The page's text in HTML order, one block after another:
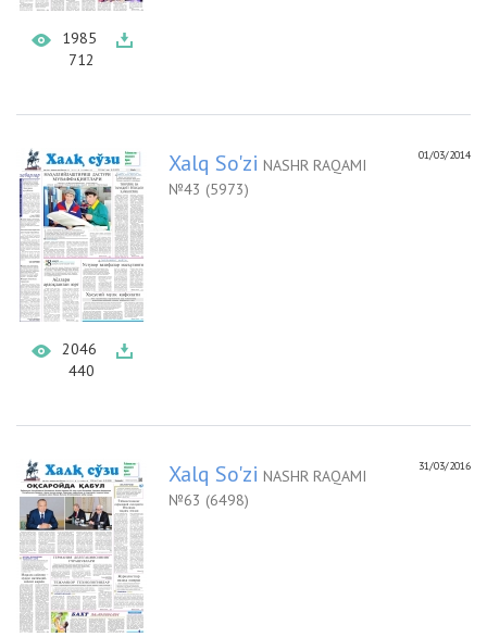
1985
712
2046
440
01/03/2014
Xalq So'zi NASHR RAQAMI
№43 (5973)
31/03/2016
Xalq So'zi NASHR RAQAMI
№63 (6498)